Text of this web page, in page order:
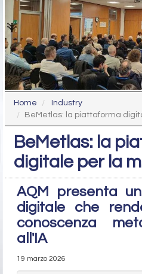
Home
Industry
BeMetlas: la piattaforma
BeMetlas: la
digitale per la
AQM presenta
digitale che
conoscenza
all'IA
19 marzo 2026